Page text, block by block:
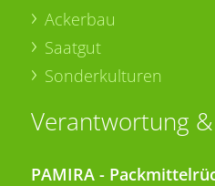
Ackerbau
Saatgut
Sonderkulturen
Verantwortung
PAMIRA -